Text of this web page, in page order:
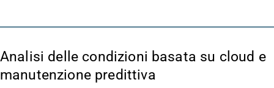
Analisi delle condizioni basata su cloud e
manutenzione predittiva